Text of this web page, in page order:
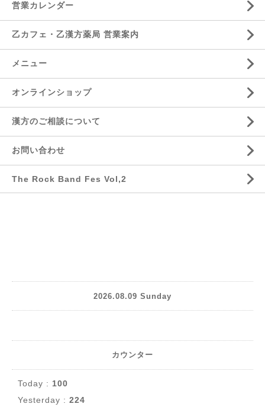
営業カレンダー
乙カフェ・乙漢方薬局 営業案内
メニュー
オンラインショップ
漢方のご相談について
お問い合わせ
The Rock Band Fes Vol,2
2026.08.09 Sunday
カウンター
Today : 100
Yesterday : 224